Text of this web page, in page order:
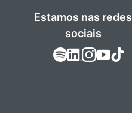
Estamos nas redes
sociais